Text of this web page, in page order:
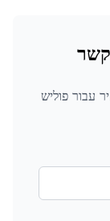
קשר
עבורפוליש